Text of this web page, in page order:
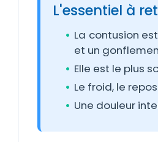
L'essentiel à
La contusion
et un
Elle est le plus
Le froid, le
Une douleur